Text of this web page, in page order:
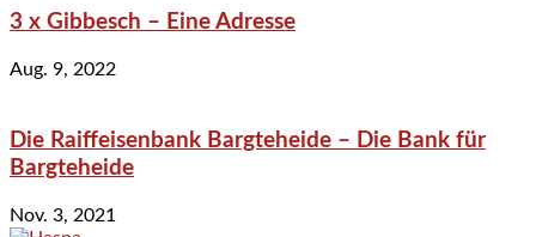
3 x Gibbesch – Eine Adresse
Aug. 9, 2022
Die Raiffeisenbank Bargteheide – Die Bank für
Bargteheide
Nov. 3, 2021